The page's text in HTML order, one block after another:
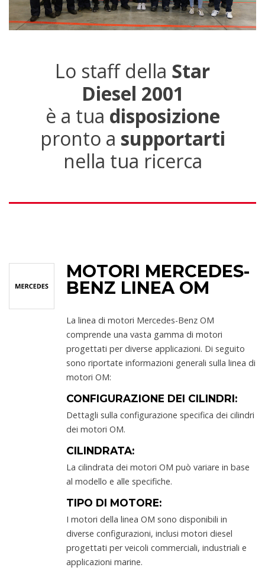
Lo staff della Star
Diesel 2001
è a tua disposizione
pronto a supportarti
nella tua ricerca
MOTORI MERCEDES-
BENZ LINEA OM
La linea di motori Mercedes-Benz OM
comprende una vasta gamma di motori
progettati per diverse applicazioni. Di seguito
sono riportate informazioni generali sulla linea di
motori OM:
CONFIGURAZIONE DEI CILINDRI:
Dettagli sulla configurazione specifica dei cilindri
dei motori OM.
CILINDRATA:
La cilindrata dei motori OM può variare in base
al modello e alle specifiche.
TIPO DI MOTORE:
I motori della linea OM sono disponibili in
diverse configurazioni, inclusi motori diesel
progettati per veicoli commerciali, industriali e
applicazioni marine.